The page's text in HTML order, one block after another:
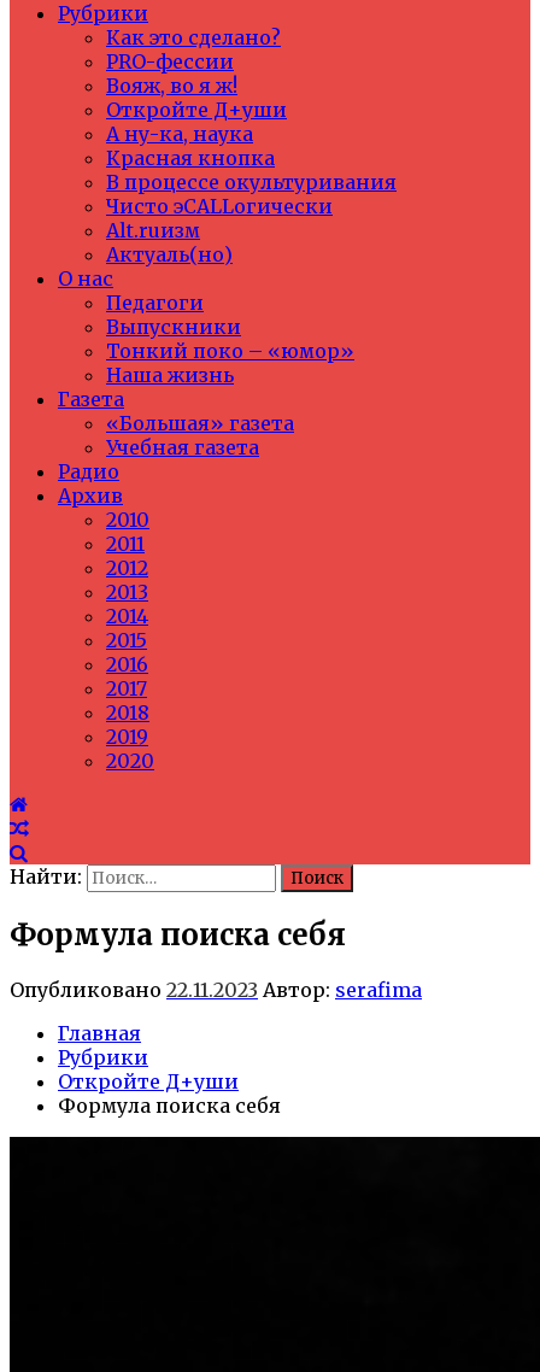
Рубрики
Как это сделано?
PRO-фессии
Вояж, во я ж!
Откройте Д+уши
А ну-ка, наука
Красная кнопка
В процессе окультуривания
Чисто эCALLогически
Alt.ruизм
Актуаль(но)
О нас
Педагоги
Выпускники
Тонкий поко – «юмор»
Наша жизнь
Газета
«Большая» газета
Учебная газета
Радио
Архив
2010
2011
2012
2013
2014
2015
2016
2017
2018
2019
2020
Найти:
Формула поиска себя
Опубликовано 22.11.2023 Автор: serafima
Главная
Рубрики
Откройте Д+уши
Формула поиска себя